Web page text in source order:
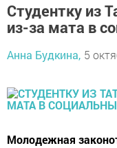
Студентку из
из-за мата в
Анна Будкина, 5
Молодежная